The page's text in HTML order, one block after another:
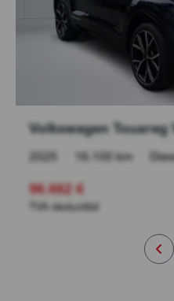
Volkswagen Touareg
2025 16.100 km
96.662 €
TVA deductibil